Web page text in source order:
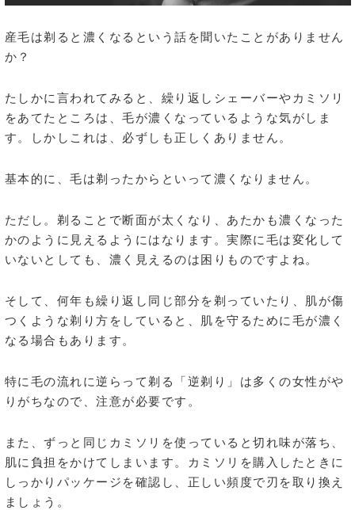
産毛は剃ると濃くなるという話を聞いたことがありません
か？
たしかに言われてみると、繰り返しシェーバーやカミソリ
をあてたところは、毛が濃くなっているような気がしま
す。しかしこれは、必ずしも正しくありません。
基本的に、毛は剃ったからといって濃くなりません。
ただし。剃ることで断面が太くなり、あたかも濃くなった
かのように見えるようにはなります。実際に毛は変化して
いないとしても、濃く見えるのは困りものですよね。
そして、何年も繰り返し同じ部分を剃っていたり、肌が傷
つくような剃り方をしていると、肌を守るために毛が濃く
なる場合もあります。
特に毛の流れに逆らって剃る「逆剃り」は多くの女性がや
りがちなので、注意が必要です。
また、ずっと同じカミソリを使っていると切れ味が落ち、
肌に負担をかけてしまいます。カミソリを購入したときに
しっかりパッケージを確認し、正しい頻度で刃を取り換え
ましょう。